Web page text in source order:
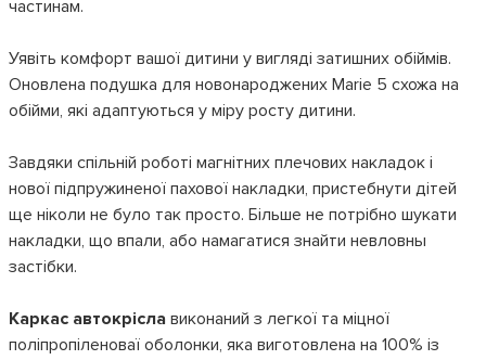
частинам.
Уявіть комфорт вашої дитини у вигляді затишних обіймів.
Оновлена подушка для новонароджених Marie 5 схожа на
обійми, які адаптуються у міру росту дитини.
Завдяки спільній роботі магнітних плечових накладок і
нової підпружиненої пахової накладки, пристебнути дітей
ще ніколи не було так просто. Більше не потрібно шукати
накладки, що впали, або намагатися знайти невловны
застібки.
Каркас автокрісла виконаний з легкої та міцної
поліпропіленоваї оболонки, яка виготовлена на 100% із